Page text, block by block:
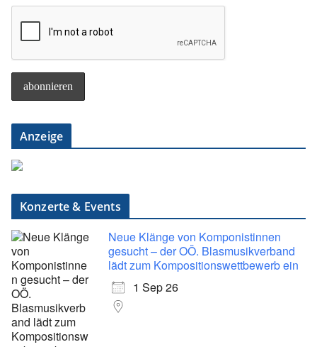
Anzeige
Konzerte & Events
Neue Klänge von Komponistinnen
gesucht – der OÖ. Blasmusikverband
lädt zum Kompositionswettbewerb ein
1 Sep 26